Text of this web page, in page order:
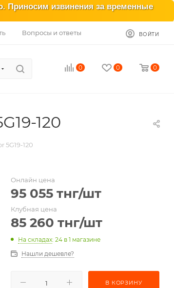
Приносим извинения за временные
Вопросы и ответы ВОЙТИ
0 0 0
120
5G19-120
Онлайн цена
95 055 тнг/шт
Клубная цена
85 260 тнг/шт
На складах: 24 в 1 магазине
Нашли дешевле?
В КОРЗИНУ